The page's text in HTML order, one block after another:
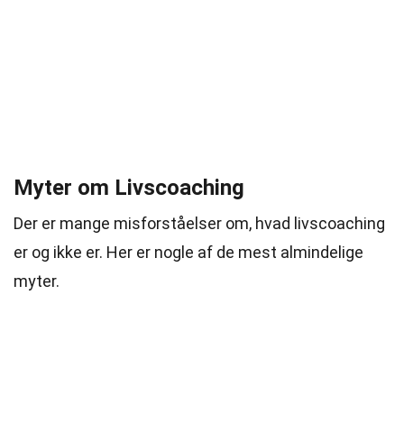
Myter om Livscoaching
Der er mange misforståelser om, hvad livscoaching
er og ikke er. Her er nogle af de mest almindelige
myter.